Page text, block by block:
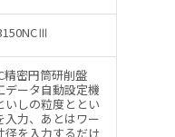
精密円筒研削盤
データ自動設定機
いしの粒度ととい
入力、あとはワー
径を入力するだけ